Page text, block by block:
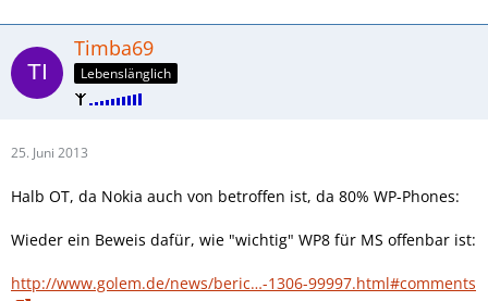
Timba69
Lebenslänglich
25. Juni 2013
Halb OT, da Nokia auch von betroffen ist, da 80% WP-Phones:
Wieder ein Beweis dafür, wie "wichtig" WP8 für MS offenbar ist:
http://www.golem.de/news/beric…-1306-99997.html#comments